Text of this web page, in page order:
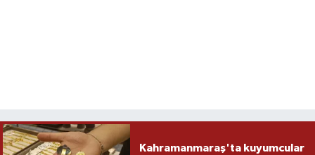
Kahramanmaraş'ta kuyumcular